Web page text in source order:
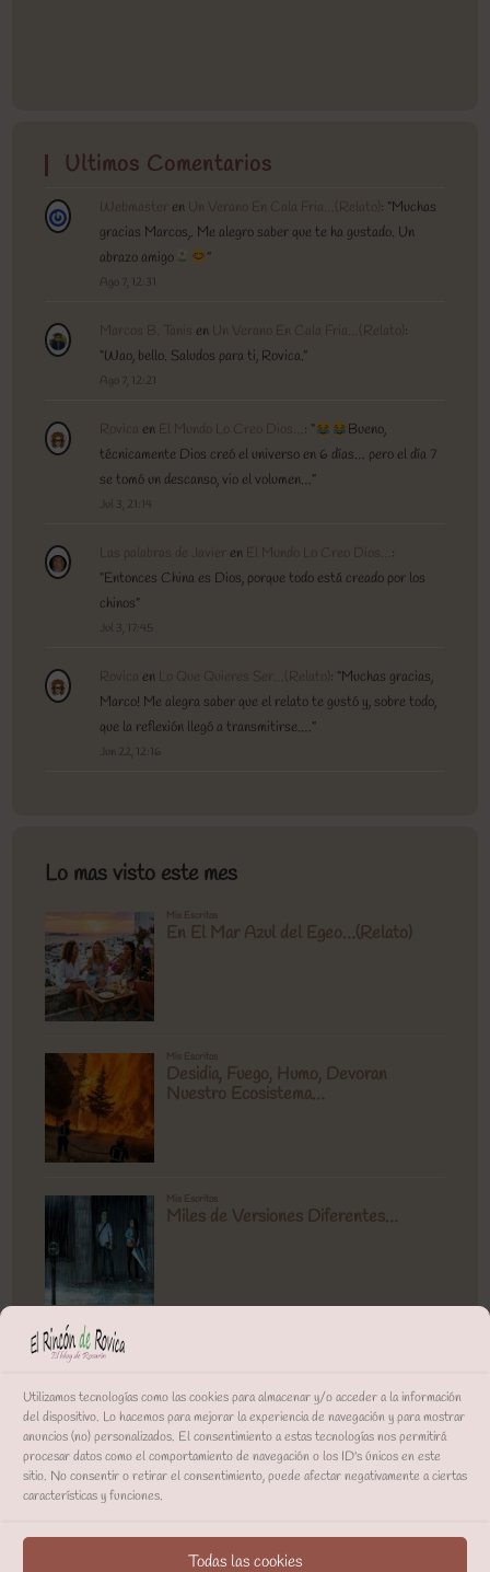
Utilizamos tecnologías como las cookies para almacenar y/o acceder a la información
del dispositivo. Lo hacemos para mejorar la experiencia de navegación y para mostrar
anuncios (no) personalizados. El consentimiento a estas tecnologías nos permitirá
procesar datos como el comportamiento de navegación o los ID's únicos en este
sitio. No consentir o retirar el consentimiento, puede afectar negativamente a ciertas
características y funciones.
Todas las cookies
Ultimos Comentarios
Webmaster en Un Verano En Cala Fria…(Relato) : “Muchas
gracias Marcos,. Me alegro saber que te ha gustado. Un
abrazo amigo
”
Ago 7, 12:31
Marcos B. Tanis en Un Verano En Cala Fria…(Relato) :
“Wao, bello. Saludos para ti, Rovica.”
Ago 7, 12:21
Rovica en El Mundo Lo Creo Dios… : “
Bueno,
técnicamente Dios creó el universo en 6 días… pero el día 7
se tomó un descanso, vio el volumen…”
Jul 3, 21:14
Las palabras de Javier en El Mundo Lo Creo Dios… :
“Entonces China es Dios, porque todo está creado por los
chinos”
Jul 3, 17:45
Rovica en Lo Que Quieres Ser…(Relato) : “Muchas gracias,
Marco! Me alegra saber que el relato te gustó y, sobre todo,
que la reflexión llegó a transmitirse.…”
Jun 22, 12:16
Lo mas visto este mes